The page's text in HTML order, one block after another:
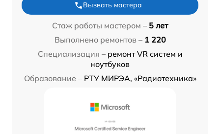
Вызвать мастера
Стаж работы мастером – 5 лет
Выполнено ремонтов – 1 220
Специализация – ремонт VR систем и
ноутбуков
Образование – РТУ МИРЭА, «Радиотехника»